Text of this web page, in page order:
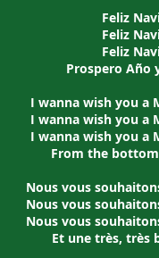
Feliz
Feliz
Feliz
Prospero Año
I wanna wish you a
I wanna wish you a
I wanna wish you a
From the
Nous vous
Nous vous
Nous vous
Et une très, très